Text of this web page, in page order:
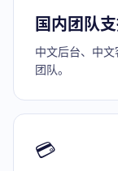
国内团队
中文后台、中
团队。
💳